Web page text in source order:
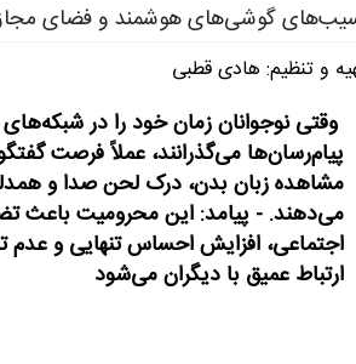
گوشی‌های هوشمند و فضای
و تنظیم: هادی قطبی
وقتی نوجوانان زمان خود را در
پیام‌رسان‌ها می‌گذرانند، عملاً فرصت
مشاهده زبان بدن، درک لحن صدا و
می‌دهند. - پیامد: این محرومیت باعث
اجتماعی، افزایش احساس تنهایی و عدم
ارتباط عمیق با دیگران می‌شود